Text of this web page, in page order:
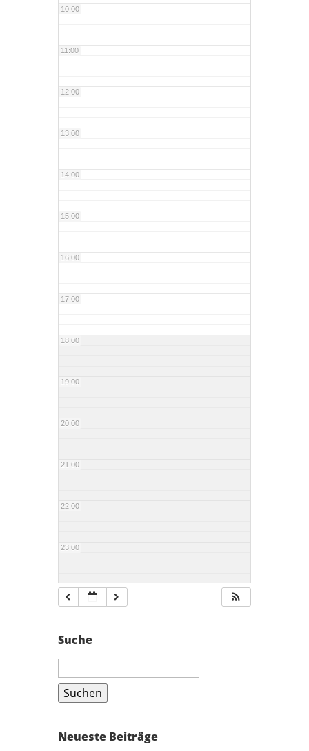
10:00
11:00
12:00
13:00
14:00
15:00
16:00
17:00
18:00
19:00
20:00
21:00
22:00
23:00
Suche
Suchen
Neueste Beiträge